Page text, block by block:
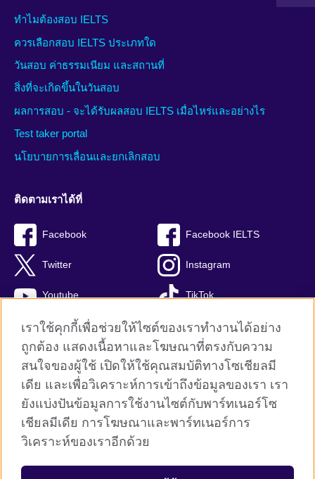
ทำไมต้องสอบ IELTS
ควรเลือกสอบ IELTS ประเภทใด
วันสอบ ค่าธรรมเนียม และสถานที่
สิ่งที่จะเกิดขึ้นในวันสอบ
ผลการสอบ - จะได้รับผลสอบ IELTS เมื่อไหร่และอย่างไร
Test taker portal
นโยบายการเลื่อนและยกเลิกสอบ
ติดตามเราได้ที่
Facebook Facebook IELTS
Twitter Instagram
Youtube TikTok
British Council global
Privacy and terms
Terms and conditions of sale
คุกกี้
Sitemap
เราใช้คุกกี้เพื่อช่วยให้ไซต์ของเราทำงานได้อย่าง
ถูกต้อง แสดงเนื้อหาและโฆษณาที่ตรงกับความ
สนใจของผู้ใช้ เปิดให้ใช้คุณสมบัติทางโซเชียลมี
เดีย และเพื่อวิเคราะห์การเข้าถึงข้อมูลของเรา เรา
ยังแบ่งปันข้อมูลการใช้งานไซต์กับพาร์ทเนอร์โซ
เชียลมีเดีย การโฆษณาและพาร์ทเนอร์การ
วิเคราะห์ของเราอีกด้วย